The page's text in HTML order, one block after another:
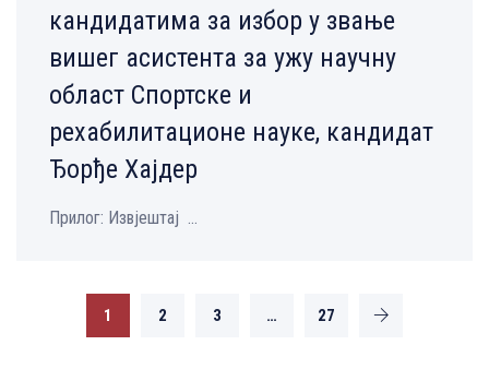
кандидатима за избор у звање
вишег асистента за ужу научну
област Спортске и
рехабилитационе науке, кандидат
Ђорђе Хајдер
Прилог: Извјештај ...
1 2 3 … 27